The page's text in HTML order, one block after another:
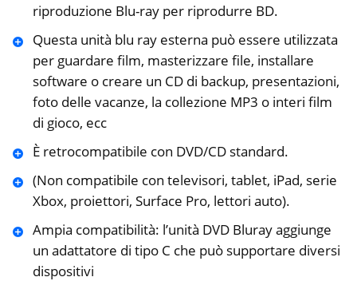
riproduzione Blu-ray per riprodurre BD.
Questa unità blu ray esterna può essere utilizzata
per guardare film, masterizzare file, installare
software o creare un CD di backup, presentazioni,
foto delle vacanze, la collezione MP3 o interi film
di gioco, ecc
È retrocompatibile con DVD/CD standard.
(Non compatibile con televisori, tablet, iPad, serie
Xbox, proiettori, Surface Pro, lettori auto).
Ampia compatibilità: l’unità DVD Bluray aggiunge
un adattatore di tipo C che può supportare diversi
dispositivi